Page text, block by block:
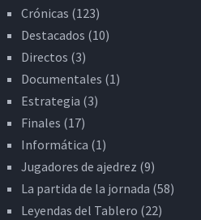
Crónicas (123)
Destacados (10)
Directos (3)
Documentales (1)
Estrategia (3)
Finales (17)
Informática (1)
Jugadores de ajedrez (9)
La partida de la jornada (58)
Leyendas del Tablero (22)